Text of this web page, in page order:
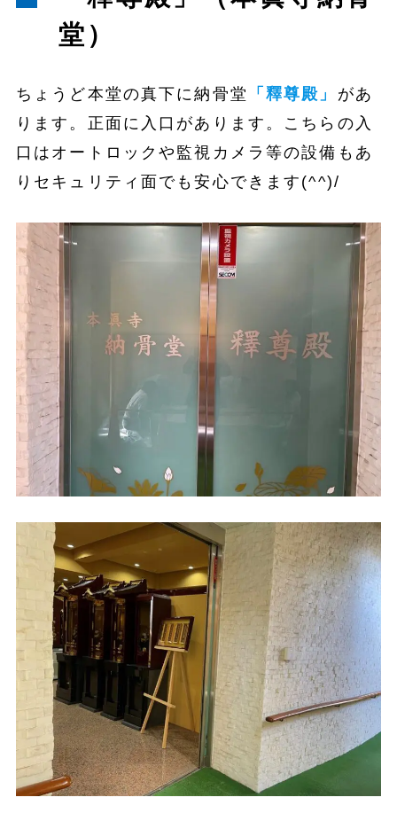
堂）
ちょうど本堂の真下に納骨堂 「釋尊殿」 があ
ります。正面に入口があります。こちらの入
口はオートロックや監視カメラ等の設備もあ
りセキュリティ面でも安心できます(^^)/